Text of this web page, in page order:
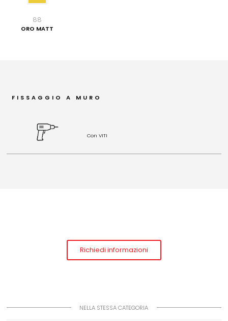
88
ORO MATT
FISSAGGIO A MURO
Con VITI
Richiedi informazioni
NELLA STESSA CATEGORIA